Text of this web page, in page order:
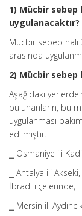
için
1) Mücbir sebep
uygulanacaktır?
Mücbir sebep hali
arasında
2) Mücbir
Aşağıdaki
bulunanların, bu
uygulanması
edilmiştir.
⎯ Osmaniye ili
⎯ Antalya ili
İbradı ilçelerinde,
⎯ Mersin ili